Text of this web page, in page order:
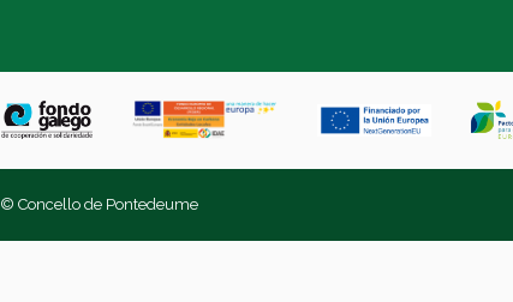
© Concello de Pontedeume